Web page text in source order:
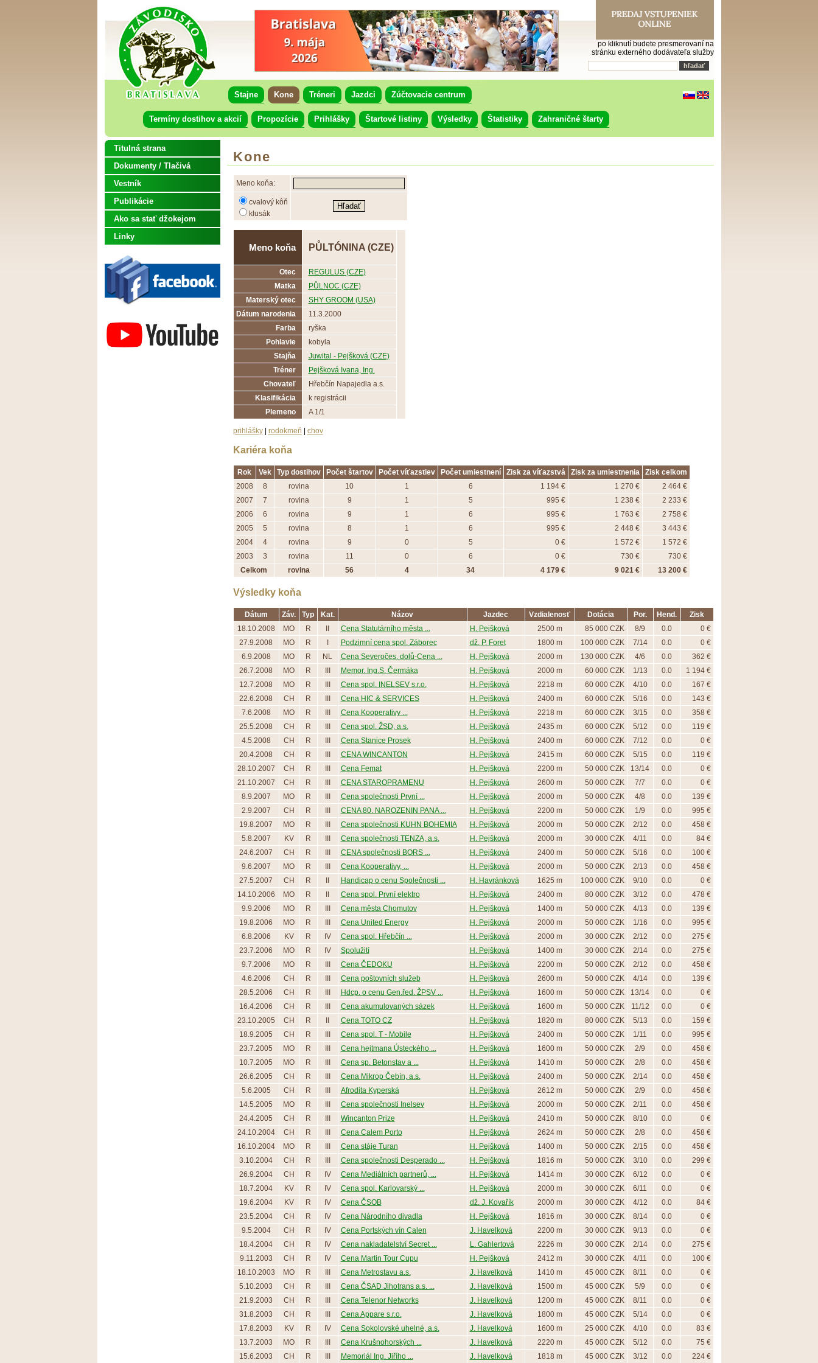
po kliknutí budete presmerovaní na
stránku externého dodávateľa služby
Stajne Kone Tréneri Jazdci Zúčtovacie centrum
Termíny dostihov a akcií Propozície Prihlášky Štartové listiny Výsledky Štatistiky Zahraničné štarty
Kone
Meno koňa:
cvalový kôň
klusák
Meno koňa PŮLTÓNINA (CZE)
Otec
REGULUS (CZE)
Matka
PŮLNOC (CZE)
Materský otec
SHY GROOM (USA)
Dátum narodenia
11.3.2000
Farba
ryška
Pohlavie
kobyla
Stajňa
Juwital - Pejšková (CZE)
Tréner
Pejšková Ivana, Ing.
Chovateľ
Hřebčín Napajedla a.s.
Klasifikácia
k registrácii
Plemeno
A 1/1
prihlášky| rodokmeň chov
Kariéra koňa
Rok Vek Typ dostihov Počet štartov Počet víťazstiev Počet umiestnení Zisk za víťazstvá Zisk za umiestnenia
Zisk celkom
2008
8 rovina 10 1 6 1 194 € 1 270 €
2 464 €
2007
7 rovina 9 1 5 995 € 1 238 €
2 233 €
2006
6 rovina 9 1 6 995 € 1 763 €
2 758 €
2005
5 rovina 8 1 6 995 € 2 448 €
3 443 €
2004
4 rovina 9 0 5 0 € 1 572 €
1 572 €
2003
3 rovina 11 0 6 0 € 730 €
730 €
Celkom
rovina 56 4 34 4 179 € 9 021 € 13 200 €
Výsledky koňa
Dátum Záv. Typ Kat. Názov Jazdec Vzdialenosť Dotácia Por. Hend.
Zisk
18.10.2008
MO R Cena Statutárního města ... H. Pejšková 2500 m 85 000 CZK 8/9 0.0
0 €
27.9.2008
MO R Podzimní cena spol. Záborec dž. P. Foret 1800 m 100 000 CZK 7/14 0.0
0 €
6.9.2008
MO R NL Cena Severočes. dolů-Cena ... H. Pejšková 2000 m 130 000 CZK 4/6 0.0
362 €
26.7.2008
MO R Memor. Ing.S. Čermáka H. Pejšková 2000 m 60 000 CZK 1/13 0.0
1 194 €
12.7.2008
MO R Cena spol. INELSEV s.r.o. H. Pejšková 2218 m 60 000 CZK 4/10 0.0
167 €
22.6.2008
CH R Cena HIC & SERVICES H. Pejšková 2400 m 60 000 CZK 5/16 0.0
143 €
7.6.2008
MO R Cena Kooperativy ... H. Pejšková 2218 m 60 000 CZK 3/15 0.0
358 €
25.5.2008
CH R Cena spol. ŽSD, a.s. H. Pejšková 2435 m 60 000 CZK 5/12 0.0
119 €
4.5.2008
CH R Cena Stanice Prosek H. Pejšková 2400 m 60 000 CZK 7/12 0.0
0 €
20.4.2008
CH R CENA WINCANTON H. Pejšková 2415 m 60 000 CZK 5/15 0.0
119 €
28.10.2007
CH R Cena Femat H. Pejšková 2200 m 50 000 CZK 13/14 0.0
0 €
21.10.2007
CH R CENA STAROPRAMENU H. Pejšková 2600 m 50 000 CZK 7/7 0.0
0 €
8.9.2007
MO R Cena společnosti První ... H. Pejšková 2000 m 50 000 CZK 4/8 0.0
139 €
2.9.2007
CH R CENA 80. NAROZENIN PANA ... H. Pejšková 2200 m 50 000 CZK 1/9 0.0
995 €
19.8.2007
MO R Cena společnosti KUHN BOHEMIA H. Pejšková 2000 m 50 000 CZK 2/12 0.0
458 €
5.8.2007
KV R Cena společnosti TENZA, a.s. H. Pejšková 2000 m 30 000 CZK 4/11 0.0
84 €
24.6.2007
CH R CENA společnosti BORS ... H. Pejšková 2400 m 50 000 CZK 5/16 0.0
100 €
9.6.2007
MO R Cena Kooperativy, ... H. Pejšková 2000 m 50 000 CZK 2/13 0.0
458 €
27.5.2007
CH R Handicap o cenu Společnosti ... H. Havránková 1625 m 100 000 CZK 9/10 0.0
0 €
14.10.2006
MO R Cena spol. První elektro H. Pejšková 2400 m 80 000 CZK 3/12 0.0
478 €
9.9.2006
MO R Cena města Chomutov H. Pejšková 1400 m 50 000 CZK 4/13 0.0
139 €
19.8.2006
MO R Cena United Energy H. Pejšková 2000 m 50 000 CZK 1/16 0.0
995 €
6.8.2006
KV R IV Cena spol. Hřebčín ... H. Pejšková 2000 m 30 000 CZK 2/12 0.0
275 €
23.7.2006
MO R IV Spolužití H. Pejšková 1400 m 30 000 CZK 2/14 0.0
275 €
9.7.2006
MO R Cena ČEDOKU H. Pejšková 2200 m 50 000 CZK 2/12 0.0
458 €
4.6.2006
CH R Cena poštovních služeb H. Pejšková 2600 m 50 000 CZK 4/14 0.0
139 €
28.5.2006
CH R Hdcp. o cenu Gen.řed. ŽPSV ... H. Pejšková 1600 m 50 000 CZK 13/14 0.0
0 €
16.4.2006
CH R Cena akumulovaných sázek H. Pejšková 1600 m 50 000 CZK 11/12 0.0
0 €
23.10.2005
CH R Cena TOTO CZ H. Pejšková 1820 m 80 000 CZK 5/13 0.0
159 €
18.9.2005
CH R Cena spol. T - Mobile H. Pejšková 2400 m 50 000 CZK 1/11 0.0
995 €
23.7.2005
MO R Cena hejtmana Ústeckého ... H. Pejšková 1600 m 50 000 CZK 2/9 0.0
458 €
10.7.2005
MO R Cena sp. Betonstav a ... H. Pejšková 1410 m 50 000 CZK 2/8 0.0
458 €
26.6.2005
CH R Cena Mikrop Čebín, a.s. H. Pejšková 2400 m 50 000 CZK 2/14 0.0
458 €
5.6.2005
CH R Afrodita Kyperská H. Pejšková 2612 m 50 000 CZK 2/9 0.0
458 €
14.5.2005
MO R Cena společnosti Inelsev H. Pejšková 2000 m 50 000 CZK 2/11 0.0
458 €
24.4.2005
CH R Wincanton Prize H. Pejšková 2410 m 50 000 CZK 8/10 0.0
0 €
24.10.2004
CH R Cena Calem Porto H. Pejšková 2624 m 50 000 CZK 2/8 0.0
458 €
16.10.2004
MO R Cena stáje Turan H. Pejšková 1400 m 50 000 CZK 2/15 0.0
458 €
3.10.2004
CH R Cena společnosti Desperado ... H. Pejšková 1816 m 50 000 CZK 3/10 0.0
299 €
26.9.2004
CH R IV Cena Mediálních partnerů, ... H. Pejšková 1414 m 30 000 CZK 6/12 0.0
0 €
18.7.2004
KV R IV Cena spol. Karlovarský ... H. Pejšková 2000 m 30 000 CZK 6/11 0.0
0 €
19.6.2004
KV R IV Cena ČSOB dž. J. Kovařík 2000 m 30 000 CZK 4/12 0.0
84 €
23.5.2004
CH R IV Cena Národního divadla H. Pejšková 1816 m 30 000 CZK 8/14 0.0
0 €
9.5.2004
CH R IV Cena Portských vín Calen J. Havelková 2200 m 30 000 CZK 9/13 0.0
0 €
18.4.2004
CH R IV Cena nakladatelství Secret ... L. Gahlertová 2226 m 30 000 CZK 2/14 0.0
275 €
9.11.2003
CH R IV Cena Martin Tour Cupu H. Pejšková 2412 m 30 000 CZK 4/11 0.0
100 €
18.10.2003
MO R Cena Metrostavu a.s. J. Havelková 1410 m 45 000 CZK 8/11 0.0
0 €
5.10.2003
CH R Cena ČSAD Jihotrans a.s. ... J. Havelková 1500 m 45 000 CZK 5/9 0.0
0 €
21.9.2003
CH R Cena Telenor Networks J. Havelková 1200 m 45 000 CZK 8/11 0.0
0 €
31.8.2003
CH R Cena Appare s.r.o. J. Havelková 1800 m 45 000 CZK 5/14 0.0
0 €
17.8.2003
KV R IV Cena Sokolovské uhelné, a.s. J. Havelková 1600 m 25 000 CZK 4/10 0.0
83 €
13.7.2003
MO R Cena Krušnohorských ... J. Havelková 2220 m 45 000 CZK 5/12 0.0
75 €
15.6.2003
CH R Memoriál Ing. Jiřího ... J. Havelková 1818 m 45 000 CZK 3/12 0.0 224 €
Titulná strana
Dokumenty / Tlačivá
Vestník
Publikácie
Ako sa stať džokejom
Linky